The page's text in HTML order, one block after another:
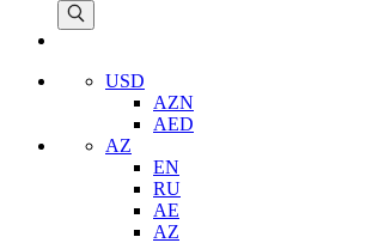
USD
AZN
AED
AZ
EN
RU
AE
AZ